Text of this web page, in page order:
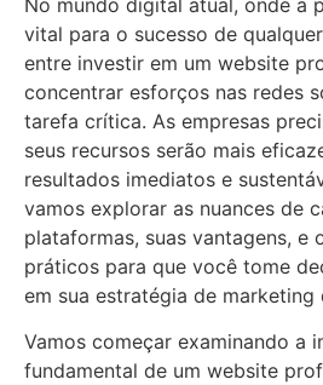
vital para o sucesso de
entre investir em um website
concentrar esforços nas redes
tarefa crítica. As empresas
seus recursos serão mais
resultados imediatos e
vamos explorar as nuances de
plataformas, suas vantagens, e
práticos para que você tome
em sua estratégia de marketing
Vamos começar examinando a
fundamental de um website